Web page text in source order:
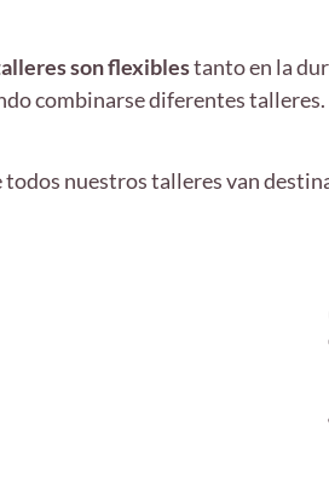
son flexiblestanto en la
combinarse diferentes talleres.
todos nuestros talleres van